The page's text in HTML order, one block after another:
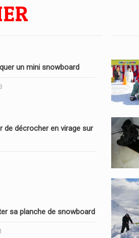
un mini snowboard
de décrocher en virage sur
sa planche de snowboard